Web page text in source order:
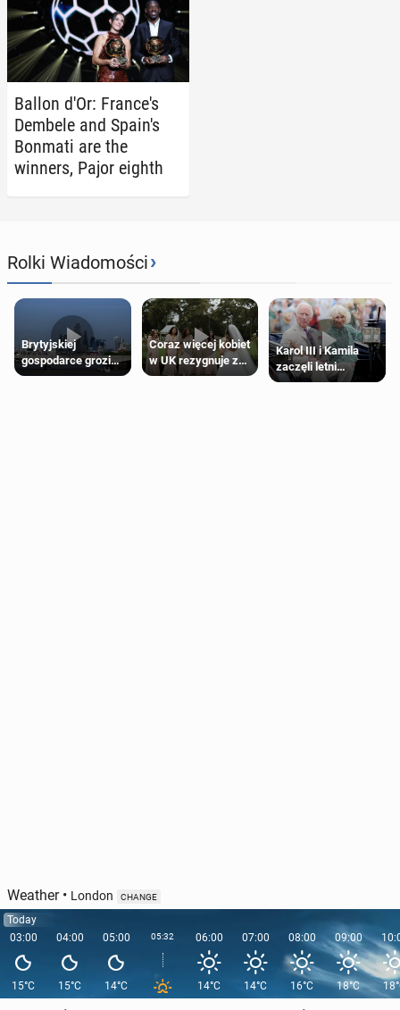
Ballon d'Or: France's
Dembele and Spain's
Bonmati are the
winners, Pajor eighth
Rolki Wiadomości›
Brytyjskiej
gospodarce grozi
recesja, jeśli
Coraz więcej kobiet
w UK rezygnuje z
roli druhny na
Karol III i Kamila
zaczęli letni
odpoczynek po
Weather• London CHANGE
Today
03:00
15°C
04:00
15°C
05:00
14°C
05:32 06:00
14°C
07:00
14°C
08:00
16°C
09:00
18°C